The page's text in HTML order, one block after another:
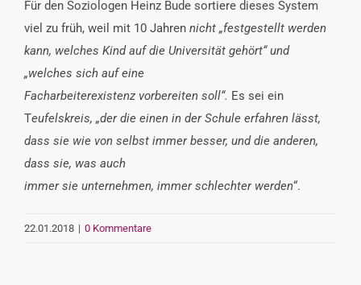
Für den Soziologen Heinz Bude sortiere dieses System
viel zu früh, weil mit 10 Jahren nicht „festgestellt werden
kann, welches Kind auf die Universität gehört“ und
„welches sich auf eine
Facharbeiterexistenz vorbereiten soll“. Es sei ein
Teufelskreis, „der die einen in der Schule erfahren lässt,
dass sie wie von selbst immer besser, und die anderen,
dass sie, was auch
immer sie unternehmen, immer schlechter werden“.
22.01.2018 | 0 Kommentare